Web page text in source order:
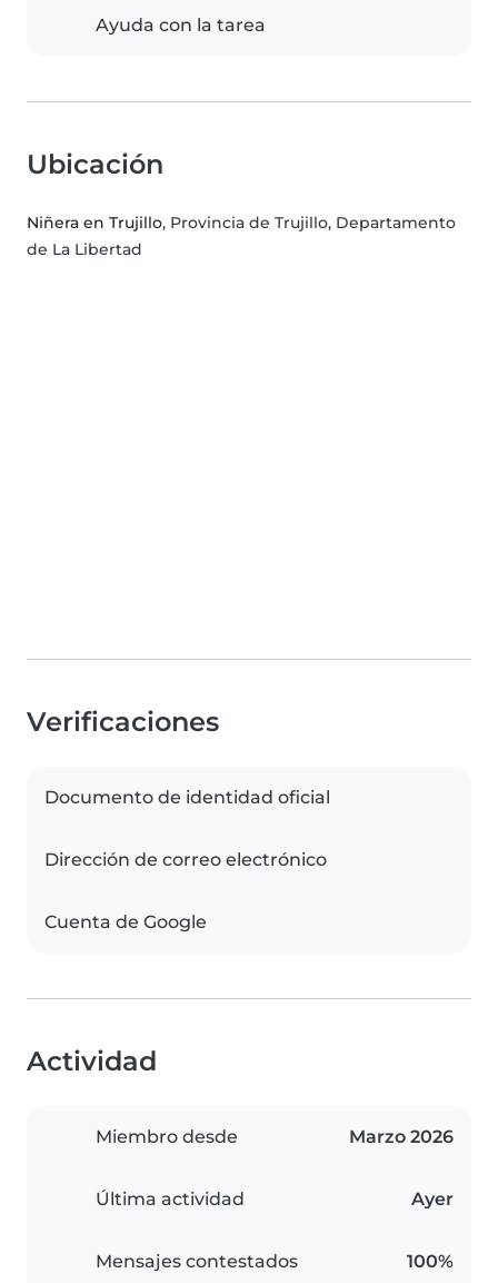
Ayuda con la tarea
Ubicación
Niñera en Trujillo, Provincia de Trujillo, Departamento
de La Libertad
Verificaciones
Documento de identidad oficial
Dirección de correo electrónico
Cuenta de Google
Actividad
Miembro desde Marzo 2026
Última actividad Ayer
Mensajes contestados 100%